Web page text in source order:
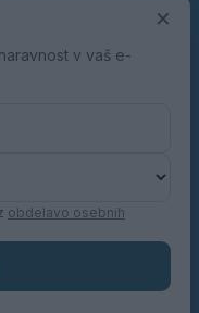
×
v vaš e-
obdelavo osebnih